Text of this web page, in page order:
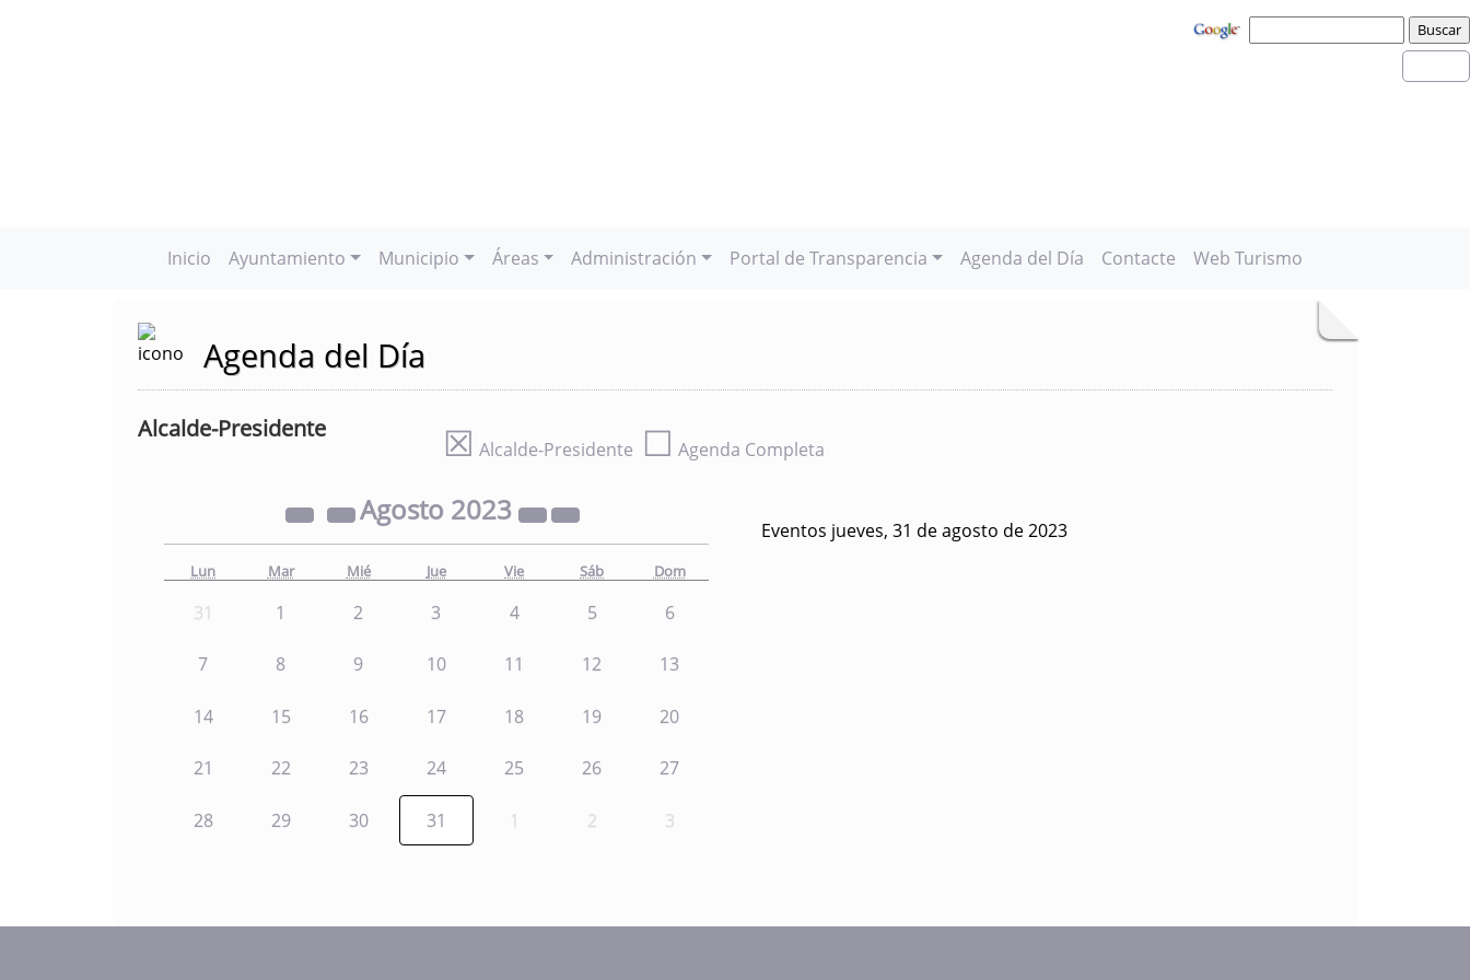
Inicio Ayuntamiento Municipio Áreas Administración Portal de Transparencia Agenda del Día Contacte Web Turismo
Agenda del Día
Alcalde-Presidente ☒ Alcalde-Presidente ☐ Agenda Completa
Agosto 2023
Lun Mar Mié Jue Vie Sáb Dom
31 1 2 3 4 5 6
7 8 9 10 11 12 13
14 15 16 17 18 19 20
21 22 23 24 25 26 27
28 29 30 31 1 2 3
Eventos jueves, 31 de agosto de 2023